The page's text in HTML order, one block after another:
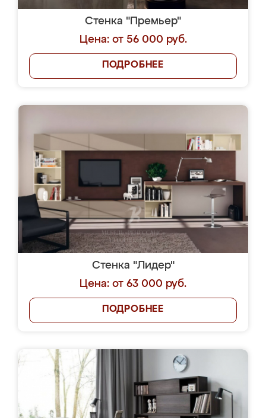
Стенка "Премьер"
Цена: от 56 000 руб.
ПОДРОБНЕЕ
Стенка "Лидер"
Цена: от 63 000 руб.
ПОДРОБНЕЕ